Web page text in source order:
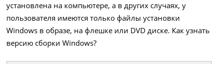
установлена на компьютере, а в других случаях, у
пользователя имеются только файлы установки
Windows в образе, на флешке или DVD диске. Как узнать
версию сборки Windows?